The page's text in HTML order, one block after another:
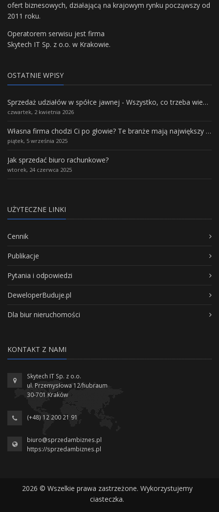
ofert biznesowych, działającą na krajowym rynku począwszy od
2011 roku.
Operatorem serwisu jest firma
Skytech IT Sp. z o.o. w Krakowie.
OSTATNIE WPISY
Sprzedaż udziałów w spółce jawnej - Wszystko, co trzeba wiedzieć.
czwartek, 2 kwietnia 2026
Własna firma chodzi Ci po głowie? Te branże mają największy potencjał rozwoju
piątek, 5 września 2025
Jak sprzedać biuro rachunkowe?
wtorek, 24 czerwca 2025
UŻYTECZNE LINKI
Cennik
Publikacje
Pytania i odpowiedzi
DeweloperBuduje.pl
Dla biur nieruchomości
KONTAKT Z NAMI
Skytech IT Sp. z o.o.
ul. Przemysłowa 12/hubraum
30-701 Kraków
(+48) 12 200 21 91
biuro@sprzedambiznes.pl
https://sprzedambiznes.pl
2026 © Wszelkie prawa zastrzeżone. Wykorzystujemy
ciasteczka.